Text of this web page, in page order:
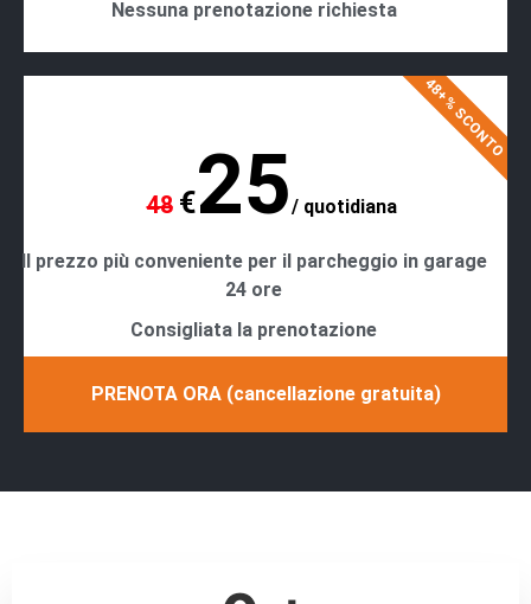
Nessuna prenotazione richiesta
48+% SCONTO
48 €25/ quotidiana
Il prezzo più conveniente per il parcheggio in garage
24 ore
Consigliata la prenotazione
PRENOTA ORA (cancellazione gratuita)